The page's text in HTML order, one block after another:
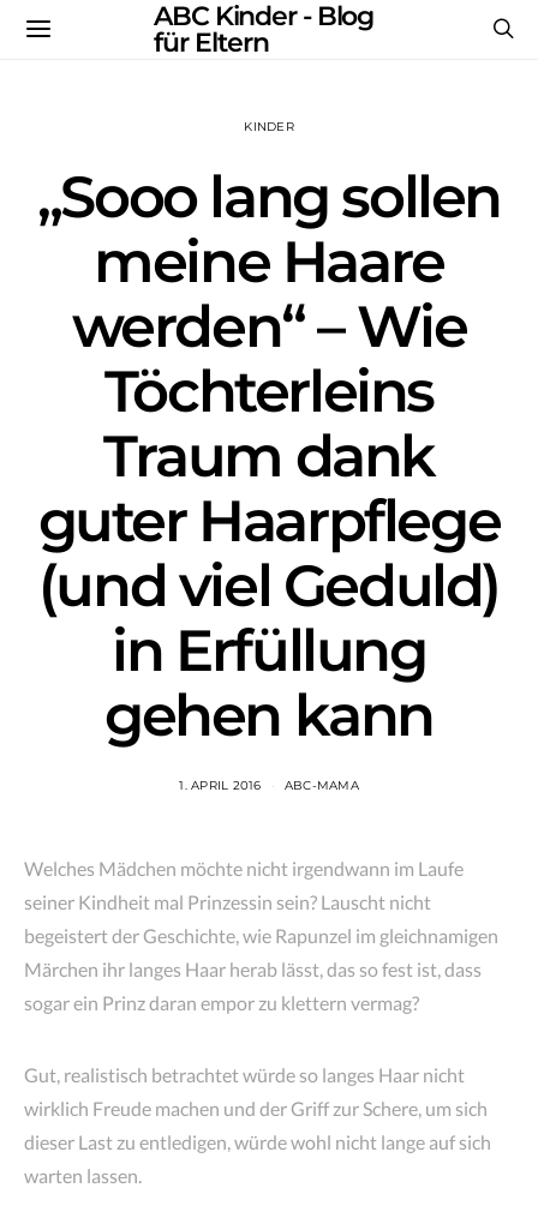
ABC Kinder - Blog
für Eltern
KINDER
„Sooo lang sollen
meine Haare
werden“ – Wie
Töchterleins
Traum dank
guter Haarpflege
(und viel Geduld)
in Erfüllung
gehen kann
1. APRIL 2016 ABC-MAMA
Welches Mädchen möchte nicht irgendwann im Laufe
seiner Kindheit mal Prinzessin sein? Lauscht nicht
begeistert der Geschichte, wie Rapunzel im gleichnamigen
Märchen ihr langes Haar herab lässt, das so fest ist, dass
sogar ein Prinz daran empor zu klettern vermag?
Gut, realistisch betrachtet würde so langes Haar nicht
wirklich Freude machen und der Griff zur Schere, um sich
dieser Last zu entledigen, würde wohl nicht lange auf sich
warten lassen.